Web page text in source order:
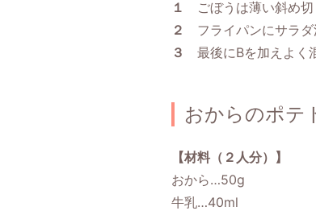
１
ごぼうは薄い斜め切
２
フライパンにサラダ
３
最後にBを加えよく
おからのポテ
【材料（２人分）】
おから…50g
牛乳…40ml